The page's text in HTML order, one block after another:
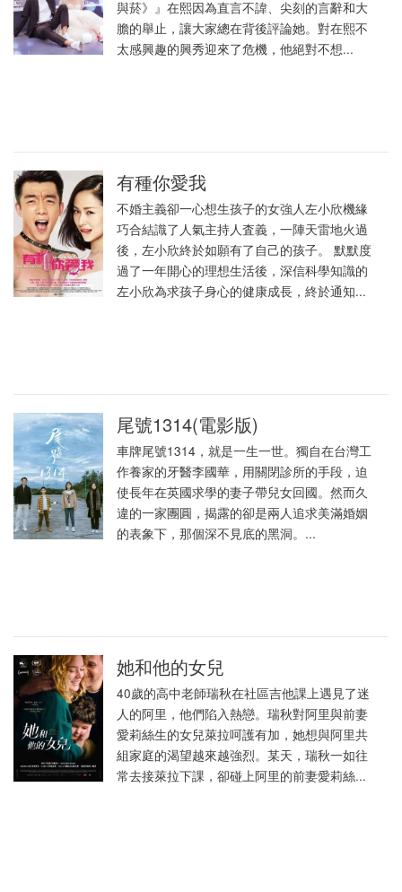
與菸》』在熙因為直言不諱、尖刻的言辭和大
膽的舉止，讓大家總在背後評論她。對在熙不
太感興趣的興秀迎來了危機，他絕對不想...
有種你愛我
不婚主義卻一心想生孩子的女強人左小欣機緣
巧合結識了人氣主持人査義，一陣天雷地火過
後，左小欣終於如願有了自己的孩子。 默默度
過了一年開心的理想生活後，深信科學知識的
左小欣為求孩子身心的健康成長，終於通知...
尾號1314(電影版)
車牌尾號1314，就是一生一世。獨自在台灣工
作養家的牙醫李國華，用關閉診所的手段，迫
使長年在英國求學的妻子帶兒女回國。然而久
違的一家團圓，揭露的卻是兩人追求美滿婚姻
的表象下，那個深不見底的黑洞。...
她和他的女兒
40歲的高中老師瑞秋在社區吉他課上遇見了迷
人的阿里，他們陷入熱戀。瑞秋對阿里與前妻
愛莉絲生的女兒萊拉呵護有加，她想與阿里共
組家庭的渴望越來越強烈。某天，瑞秋一如往
常去接萊拉下課，卻碰上阿里的前妻愛莉絲...